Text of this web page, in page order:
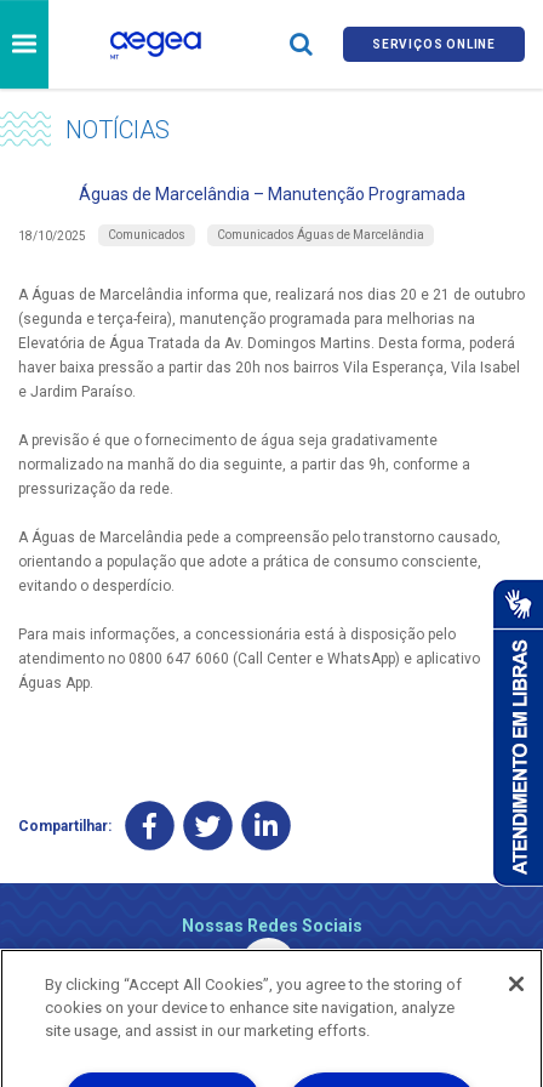
SERVIÇOS ONLINE
NOTÍCIAS
Águas de Marcelândia – Manutenção Programada
18/10/2025 Comunicados Comunicados Águas de Marcelândia
A Águas de Marcelândia informa que, realizará nos dias 20 e 21 de outubro
(segunda e terça-feira), manutenção programada para melhorias na
Elevatória de Água Tratada da Av. Domingos Martins. Desta forma, poderá
haver baixa pressão a partir das 20h nos bairros Vila Esperança, Vila Isabel
e Jardim Paraíso.
A previsão é que o fornecimento de água seja gradativamente
normalizado na manhã do dia seguinte, a partir das 9h, conforme a
pressurização da rede.
A Águas de Marcelândia pede a compreensão pelo transtorno causado,
orientando a população que adote a prática de consumo consciente,
evitando o desperdício.
Para mais informações, a concessionária está à disposição pelo
atendimento no 0800 647 6060 (Call Center e WhatsApp) e aplicativo
Águas App.
Compartilhar:
Nossas Redes Sociais
By clicking “Accept All Cookies”, you agree to the storing of
cookies on your device to enhance site navigation, analyze
site usage, and assist in our marketing efforts.